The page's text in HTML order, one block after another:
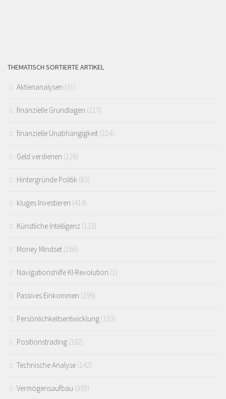
THEMATISCH SORTIERTE ARTIKEL
Aktienanalysen (31)
finanzielle Grundlagen (217)
finanzielle Unabhängigkeit (224)
Geld verdienen (126)
Hintergründe Politik (83)
kluges Investieren (414)
Künstliche Intelligenz (123)
Money Mindset (166)
Navigationshilfe KI-Revolution (1)
Passives Einkommen (199)
Persönlichkeitsentwicklung (153)
Positionstrading (162)
Technische Analyse (142)
Vermögensaufbau (393)